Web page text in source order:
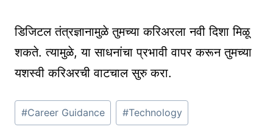
डिजिटल तंत्रज्ञानामुळे तुमच्या करिअरला नवी दिशा मिळू
शकते. त्यामुळे, या साधनांचा प्रभावी वापर करून तुमच्या
यशस्वी करिअरची वाटचाल सुरु करा.
Post
Tags:
#Career Guidance #Technology